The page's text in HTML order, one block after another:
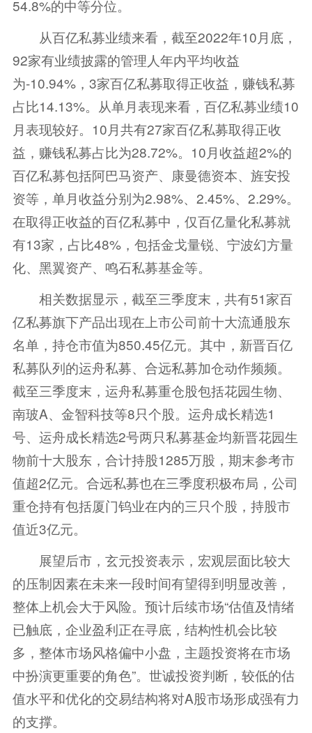
54.8%的中等分位。
从百亿私募业绩来看，截至2022年10月底，
92家有业绩披露的管理人年内平均收益
为-10.94%，3家百亿私募取得正收益，赚钱私募
占比14.13%。从单月表现来看，百亿私募业绩10
月表现较好。10月共有27家百亿私募取得正收
益，赚钱私募占比为28.72%。10月收益超2%的
百亿私募包括阿巴马资产、康曼德资本、旌安投
资等，单月收益分别为2.98%、2.45%、2.29%。
在取得正收益的百亿私募中，仅百亿量化私募就
有13家，占比48%，包括金戈量锐、宁波幻方量
化、黑翼资产、鸣石私募基金等。
相关数据显示，截至三季度末，共有51家百
亿私募旗下产品出现在上市公司前十大流通股东
名单，持仓市值为850.45亿元。其中，新晋百亿
私募队列的运舟私募、合远私募加仓动作频频。
截至三季度末，运舟私募重仓股包括花园生物、
南玻A、金智科技等8只个股。运舟成长精选1
号、运舟成长精选2号两只私募基金均新晋花园生
物前十大股东，合计持股1285万股，期末参考市
值超2亿元。合远私募也在三季度积极布局，公司
重仓持有包括厦门钨业在内的三只个股，持股市
值近3亿元。
展望后市，玄元投资表示，宏观层面比较大
的压制因素在未来一段时间有望得到明显改善，
整体上机会大于风险。预计后续市场“估值及情绪
已触底，企业盈利正在寻底，结构性机会比较
多，整体市场风格偏中小盘，主题投资将在市场
中扮演更重要的角色”。世诚投资判断，较低的估
值水平和优化的交易结构将对A股市场形成强有力
的支撑。